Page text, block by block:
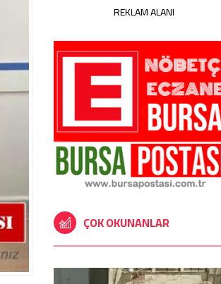
REKLAM ALANI
ÇOK OKUNANLAR